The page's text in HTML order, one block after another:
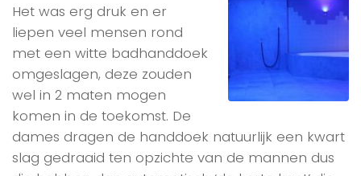
Het was erg druk en er
liepen veel mensen rond
met een witte badhanddoek
omgeslagen, deze zouden
wel in 2 maten mogen
komen in de toekomst. De
dames dragen de handdoek natuurlijk een kwart
slag gedraaid ten opzichte van de mannen dus